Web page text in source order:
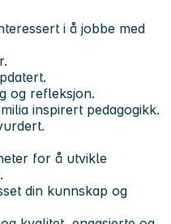
i å jobbe med
og refleksjon.
inspirert pedagogikk.
for å utvikle
din kunnskap og